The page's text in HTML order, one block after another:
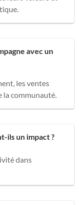
avec un
les ventes
communauté.
ils un impact ?
dans